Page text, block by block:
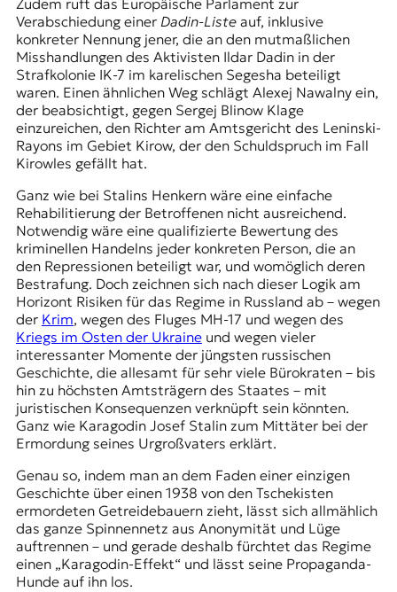
Zudem ruft das Europäische Parlament zur
Verabschiedung einer Dadin-Listeauf, inklusive
konkreter Nennung jener, die an den mutmaßlichen
Misshandlungen des Aktivisten Ildar Dadin in der
Strafkolonie IK-7 im karelischen Segesha beteiligt
waren. Einen ähnlichen Weg schlägt Alexej Nawalny ein,
der beabsichtigt, gegen Sergej Blinow Klage
einzureichen, den Richter am Amtsgericht des Leninski-
Rayons im Gebiet Kirow, der den Schuldspruch im Fall
Kirowles gefällt hat.
Ganz wie bei Stalins Henkern wäre eine einfache
Rehabilitierung der Betroffenen nicht ausreichend.
Notwendig wäre eine qualifizierte Bewertung des
kriminellen Handelns jeder konkreten Person, die an
den Repressionen beteiligt war, und womöglich deren
Bestrafung. Doch zeichnen sich nach dieser Logik am
Horizont Risiken für das Regime in Russland ab – wegen
der Krim, wegen des Fluges MH-17 und wegen des
Kriegs im Osten der Ukraineund wegen vieler
interessanter Momente der jüngsten russischen
Geschichte, die allesamt für sehr viele Bürokraten – bis
hin zu höchsten Amtsträgern des Staates – mit
juristischen Konsequenzen verknüpft sein könnten.
Ganz wie Karagodin Josef Stalin zum Mittäter bei der
Ermordung seines Urgroßvaters erklärt.
Genau so, indem man an dem Faden einer einzigen
Geschichte über einen 1938 von den Tschekisten
ermordeten Getreidebauern zieht, lässt sich allmählich
das ganze Spinnennetz aus Anonymität und Lüge
auftrennen – und gerade deshalb fürchtet das Regime
einen „Karagodin-Effekt“ und lässt seine Propaganda-
Hunde auf ihn los.